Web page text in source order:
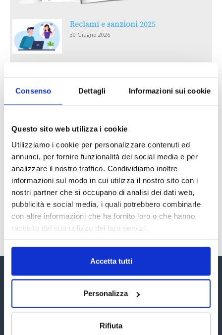
Consenso Dettagli Informazioni sui cookie
Questo sito web utilizza i cookie
Utilizziamo i cookie per personalizzare contenuti ed
annunci, per fornire funzionalità dei social media e per
analizzare il nostro traffico. Condividiamo inoltre
informazioni sul modo in cui utilizza il nostro sito con i
nostri partner che si occupano di analisi dei dati web,
pubblicità e social media, i quali potrebbero combinarle
con altre informazioni che ha fornito loro o che hanno
raccolto dal suo utilizzo dei loro servizi.
Accetta tutti
Personalizza
Rifiuta
Reclami e sanzioni 2025
30 Giugno 2026
30 Giugno 2026
30 Giugno 2026
PREMI 2025. I TOP TEN
30 Giugno 2026
TUTTI GLI ARTICOLI DEL MESE
Assinform Editore
Chi siamo